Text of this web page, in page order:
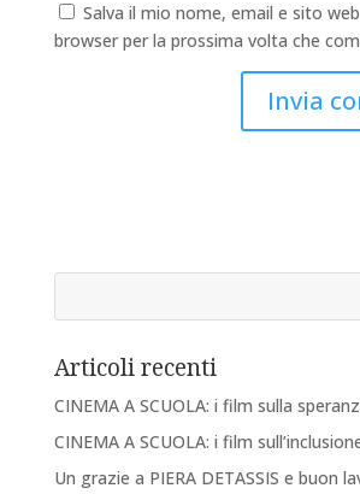
Salva il mio nome, email e sito
browser per la prossima volta che
Articoli recenti
CINEMA A SCUOLA: i film sulla
CINEMA A SCUOLA: i film
Un grazie a PIERA DETASSIS e buon